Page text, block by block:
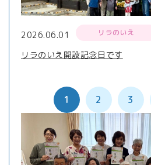
2026.06.01 リラのいえ
リラのいえ開設記念日です
1 2 3